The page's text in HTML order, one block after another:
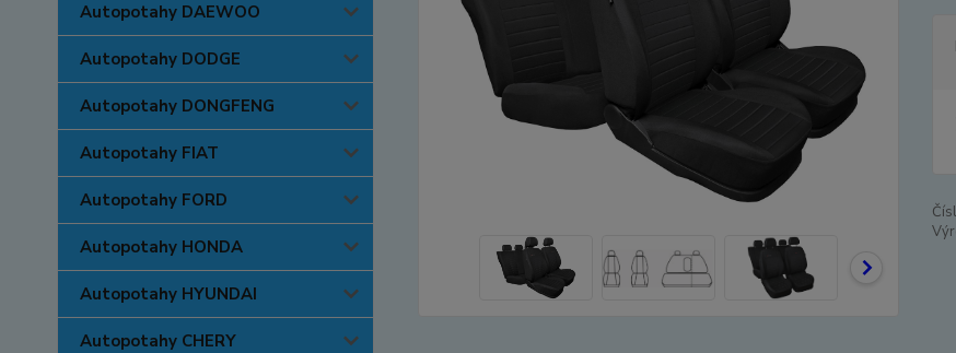
Autopotahy DAEWOO
Autopotahy DODGE
Autopotahy DONGFENG
Autopotahy FIAT
Autopotahy FORD
Autopotahy HONDA
Autopotahy HYUNDAI
Autopotahy CHERY